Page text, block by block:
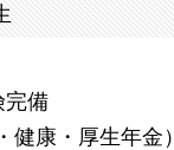
完備
健康・厚生年金）